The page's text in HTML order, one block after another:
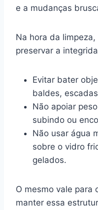
e a mudanças
Na hora da
preservar a
Evitar bater
baldes,
Não apoiar
subindo ou
Não usar água
sobre o vidro
gelados.
O mesmo vale para
manter essa